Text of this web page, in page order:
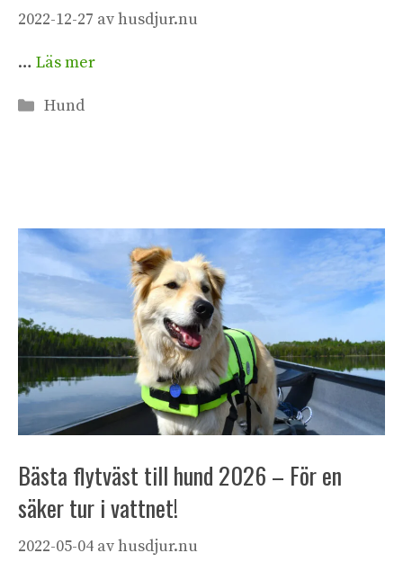
2022-12-27 avhusdjur.nu
… Läs mer
Kategorier
Hund
Bästa flytväst till hund 2026 – För en
säker tur i vattnet!
2022-05-04 avhusdjur.nu